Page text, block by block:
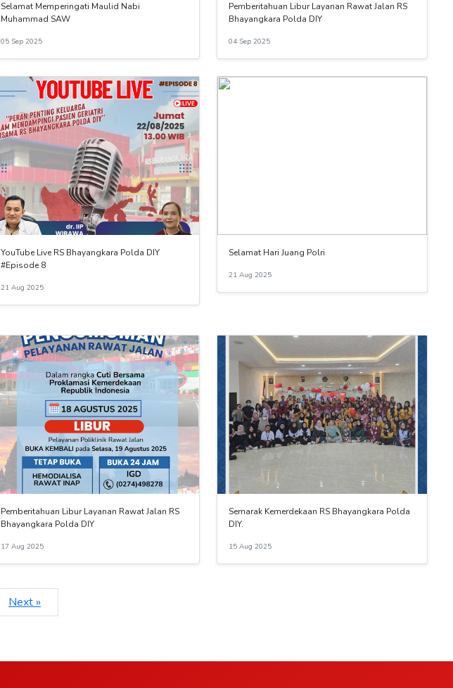
Selamat Memperingati Maulid Nabi
Muhammad SAW
05 Sep 2025
Pemberitahuan Libur Layanan Rawat Jalan RS
Bhayangkara Polda DIY
04 Sep 2025
YouTube Live RS Bhayangkara Polda DIY
#Episode 8
21 Aug 2025
Selamat Hari Juang Polri
21 Aug 2025
Pemberitahuan Libur Layanan Rawat Jalan RS
Bhayangkara Polda DIY
17 Aug 2025
Semarak Kemerdekaan RS Bhayangkara Polda
DIY.
15 Aug 2025
Next »